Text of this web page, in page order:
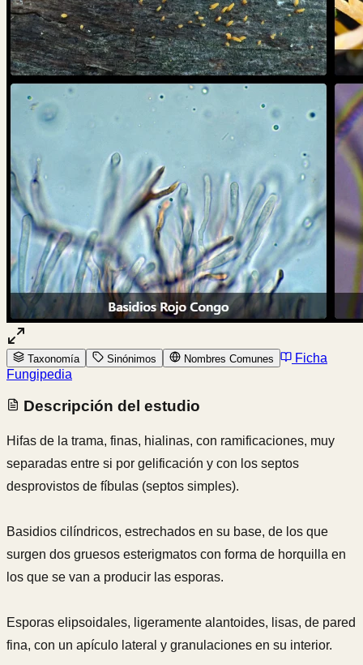
Taxonomía Sinónimos Nombres Comunes
Ficha
Fungipedia
Descripción del estudio
Hifas de la trama, finas, hialinas, con ramificaciones, muy
separadas entre si por gelificación y con los septos
desprovistos de fíbulas (septos simples).
Basidios cilíndricos, estrechados en su base, de los que
surgen dos gruesos esterigmatos con forma de horquilla en
los que se van a producir las esporas.
Esporas elipsoidales, ligeramente alantoides, lisas, de pared
fina, con un apículo lateral y granulaciones en su interior.